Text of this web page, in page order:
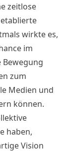
zeitlose
wirkte es,
im
Bewegung
zum
Medien und
können.
haben,
Vision